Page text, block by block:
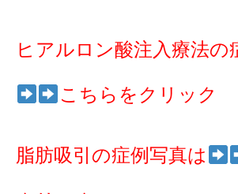
ヒアルロン酸注入療法の
こちらをクリック
脂肪吸引の症例写真は